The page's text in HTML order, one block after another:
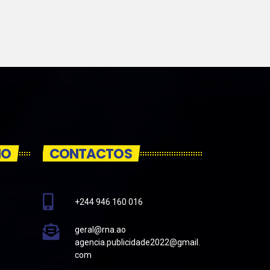
CONTACTOS
+244 946 160 016
geral@rna.ao
agencia.publicidade2022@gmail.
com